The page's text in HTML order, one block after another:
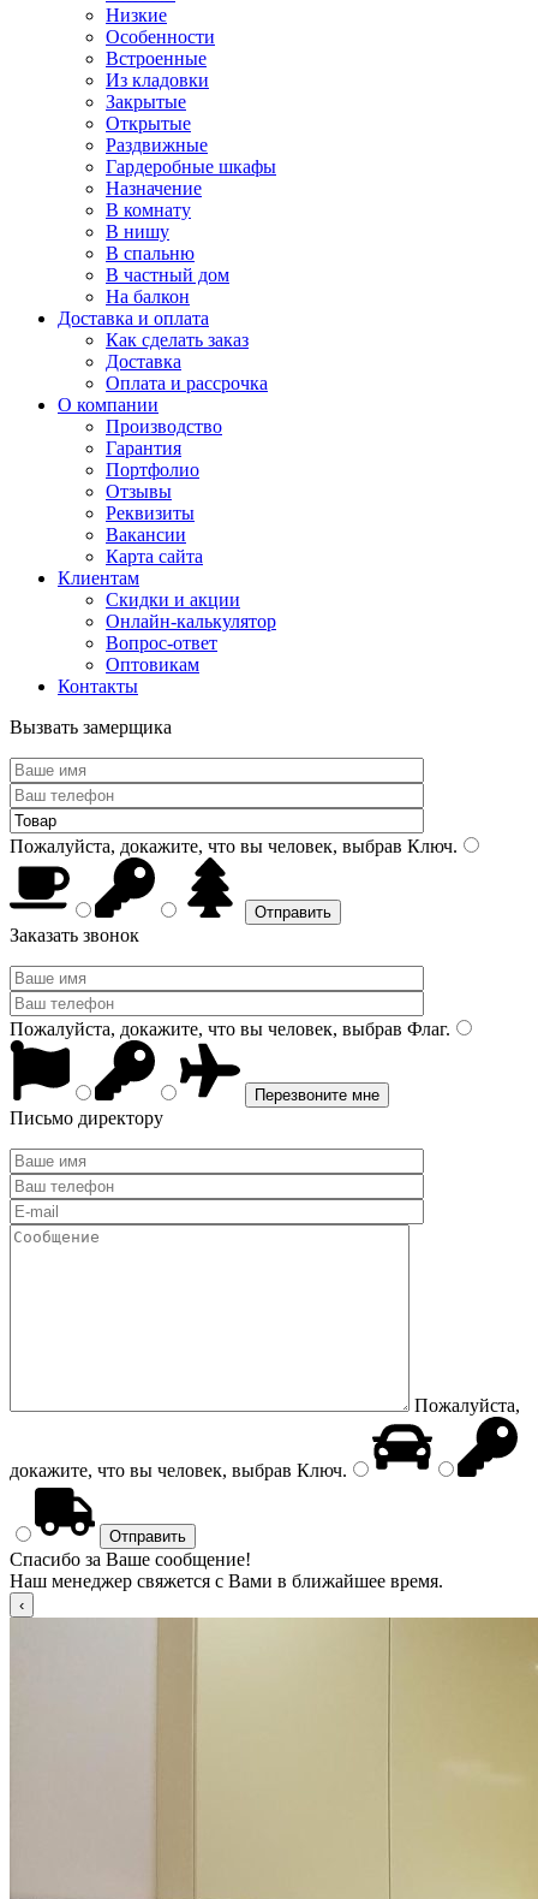
Низкие
Особенности
Встроенные
Из кладовки
Закрытые
Открытые
Раздвижные
Гардеробные шкафы
Назначение
В комнату
В нишу
В спальню
В частный дом
На балкон
Доставка и оплата
Как сделать заказ
Доставка
Оплата и рассрочка
О компании
Производство
Гарантия
Портфолио
Отзывы
Реквизиты
Вакансии
Карта сайта
Клиентам
Скидки и акции
Онлайн-калькулятор
Вопрос-ответ
Оптовикам
Контакты
Вызвать замерщика
Пожалуйста, докажите, что вы человек, выбрав Ключ.
Заказать звонок
Пожалуйста, докажите, что вы человек, выбрав Флаг.
Письмо директору
Пожалуйста,
докажите, что вы человек, выбрав Ключ.
Спасибо за Ваше сообщение!
Наш менеджер свяжется с Вами в ближайшее время.